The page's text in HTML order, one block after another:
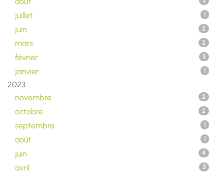
juillet 1
juin 2
mars 2
février 3
janvier 1
2023
novembre
2
octobre 2
septembre 1
août 1
juin 4
avril 3